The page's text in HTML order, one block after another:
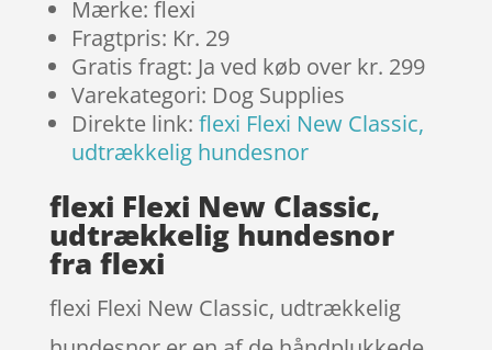
Mærke: flexi
Fragtpris: Kr. 29
Gratis fragt: Ja ved køb over kr. 299
Varekategori: Dog Supplies
Direkte link: flexi Flexi New Classic,
udtrækkelig hundesnor
flexi Flexi New Classic,
udtrækkelig hundesnor
fra flexi
flexi Flexi New Classic, udtrækkelig